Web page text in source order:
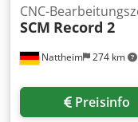
Nattheim 274 km
CNC-
SCM Record 2
Preisinfo